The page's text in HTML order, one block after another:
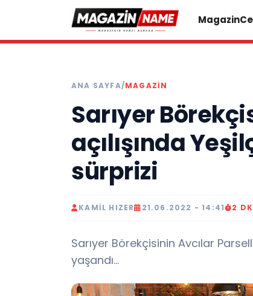
Magazin
ANA SAYFA/MAGAZIN
Sarıyer
açılışında
sürprizi
KAMIL HIZER 21.06.2022 - 14:41 2
Sarıyer Börekçisinin Avcılar
yaşandı...